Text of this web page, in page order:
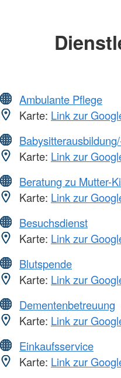
Ambulante Pflege
Karte: Link zur
Karte: Link zur
Beratung zu Mutter-
Karte: Link zur
Besuchsdienst
Karte: Link zur
Blutspende
Karte: Link zur
Dementenbetreuung
Karte: Link zur
Einkaufsservice
Karte: Link zur